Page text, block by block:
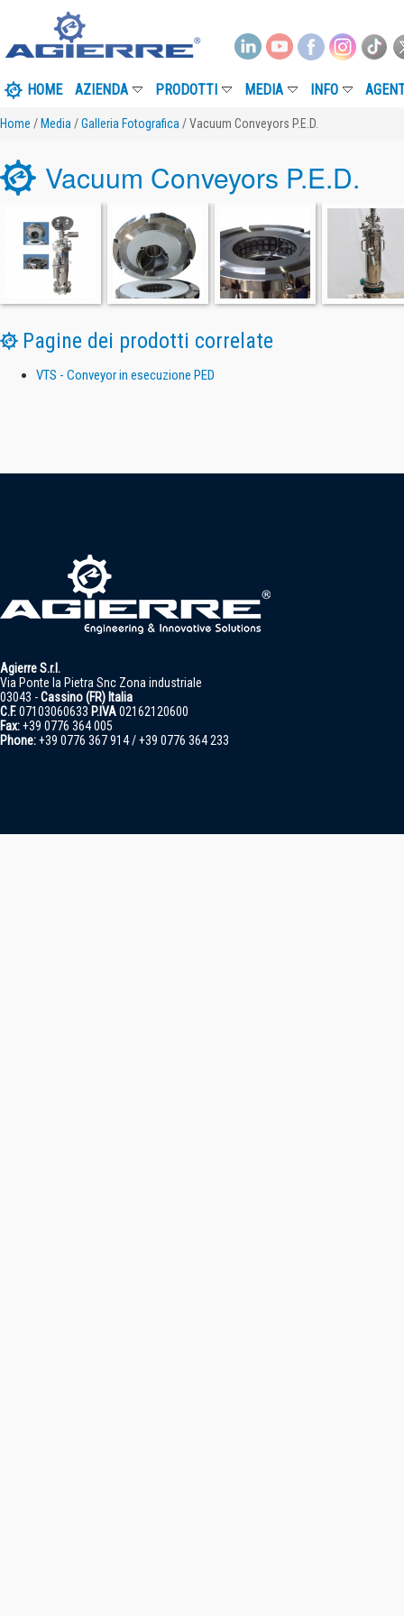
HOME AZIENDA PRODOTTI MEDIA INFO
Home / Media /Galleria Fotografica / Vacuum Conveyors P.E.D.
Vacuum Conveyors P.E.D.
Pagine dei prodotti correlate
VTS - Conveyor in esecuzione PED
Agierre S.r.l.
Via Ponte la Pietra Snc Zona industriale
03043 -Cassino (FR) Italia
C.F.07103060633 P.IVA02162120600
Fax:+39 0776 364 005
Phone:+39 0776 367 914 / +39 0776 364 233